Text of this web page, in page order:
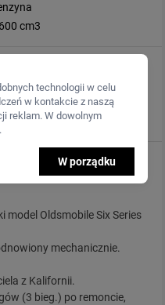
cm3
model Oldsmobile Six Series
mechanicznie.
z Kalifornii.
(3 bieg.) po remoncie,
technologii w celu
w kontakcie z naszą
reklam. W dowolnym
W porządku